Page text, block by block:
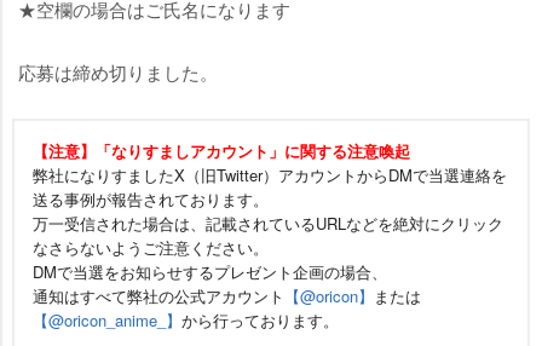
★空欄の場合はご氏名になります
応募は締め切りました。
【注意】「なりすましアカウント」に関する注意喚起
弊社になりすましたX（旧Twitter）アカウントからDMで当選連絡を
送る事例が報告されております。
万一受信された場合は、記載されているURLなどを絶対にクリック
なさらないようご注意ください。
DMで当選をお知らせするプレゼント企画の場合、
通知はすべて弊社の公式アカウント 【@oricon】 または
【@oricon_anime_】 から行っております。